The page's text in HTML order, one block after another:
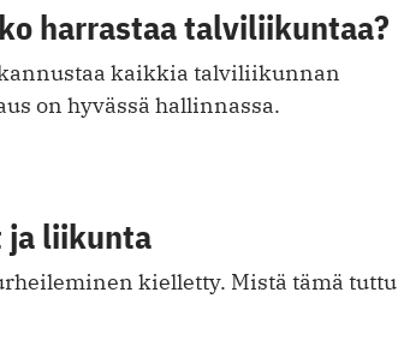
harrastaa talviliikuntaa?
kaikkia talviliikunnan
on hyvässä hallinnassa.
ja liikunta
kielletty. Mistä tämä tuttu